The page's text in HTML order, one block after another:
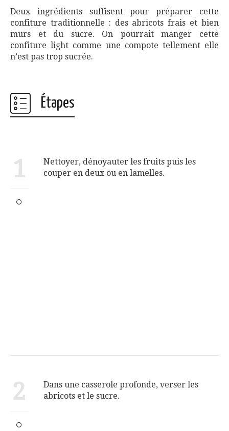
Deux ingrédients suffisent pour préparer cette
confiture traditionnelle : des abricots frais et bien
murs et du sucre. On pourrait manger cette
confiture light comme une compote tellement elle
n’est pas trop sucrée.
Étapes
1
Nettoyer, dénoyauter les fruits puis les
couper en deux ou en lamelles.
2
Dans une casserole profonde, verser les
abricots et le sucre.